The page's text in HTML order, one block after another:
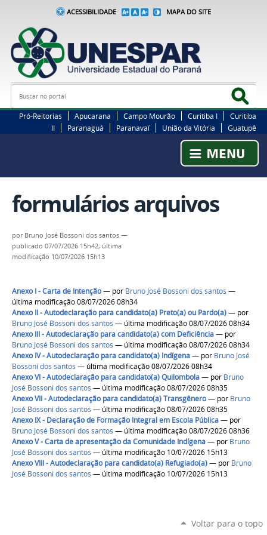
ACESSIBILIDADE MAPA DO SITE
Busca
Pró-Reitorias Apucarana Campo Mourão Curitiba I
Curitiba
II
Paranaguá Paranavaí União da Vitória Guatupê
formulários arquivos
por Bruno José Bossoni dos santos —
publicado 07/07/2026 15h42, última
modificação 10/07/2026 15h13
Anexo I - Carta de Intenção— por Bruno José Bossoni dos santos —
última modificação 08/07/2026 08h34
Anexo II - Autodeclaração para candidato(a) Preto(a) ou Pardo(a)— por
Bruno José Bossoni dos santos — última modificação 08/07/2026 08h34
Anexo III - Autodeclaração para candidato(a) com Deficiência— por
Bruno José Bossoni dos santos — última modificação 08/07/2026 08h34
Anexo IV - Autodeclaração para candidato(a) Indígena— por Bruno José
Bossoni dos santos — última modificação 08/07/2026 08h34
Anexo VI - Autodeclaração para candidato(a) Quilombola— por Bruno
José Bossoni dos santos — última modificação 08/07/2026 08h35
Anexo VII - Autodeclaração para candidato(a) Transgênero— por Bruno
José Bossoni dos santos — última modificação 08/07/2026 08h35
Anexo IX - Declaração de Formação Integral em Escola Pública— por
Bruno José Bossoni dos santos — última modificação 08/07/2026 08h36
Anexo V - Carta de apresentação da Comunidade Indígena— por Bruno
José Bossoni dos santos — última modificação 10/07/2026 15h13
Anexo VIII - Autodeclaração para candidato(a) Refugiado(a)— por Bruno
José Bossoni dos santos — última modificação 10/07/2026 15h13
Voltar para o topo